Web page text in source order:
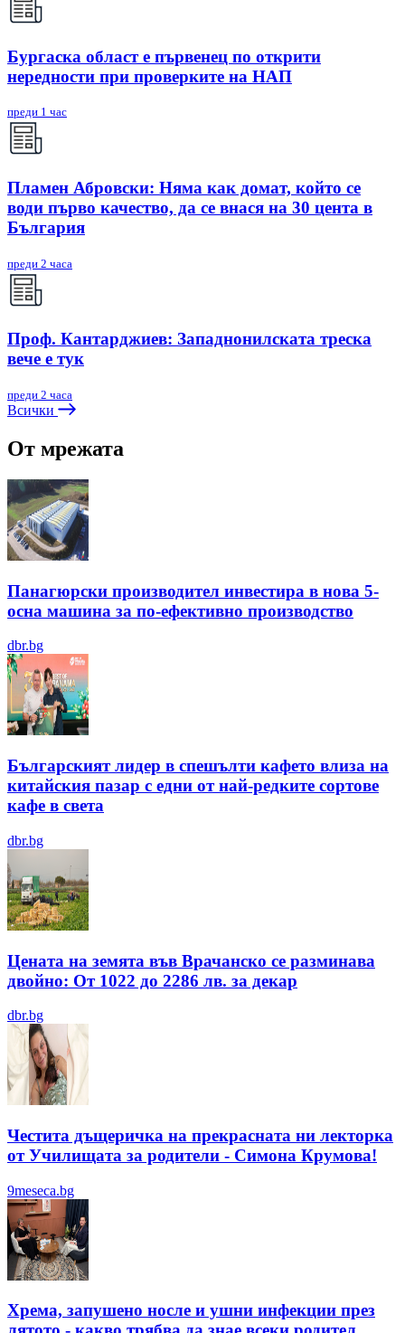
Бургаска област е първенец по открити
нередности при проверките на НАП
преди 1 час
Пламен Абровски: Няма как домат, който се
води първо качество, да се внася на 30 цента в
България
преди 2 часа
Проф. Кантарджиев: Западнонилската треска
вече е тук
преди 2 часа
Всички
От мрежата
Панагюрски производител инвестира в нова 5-
осна машина за по-ефективно производство
dbr.bg
Българският лидер в спешълти кафето влиза на
китайския пазар с едни от най-редките сортове
кафе в света
dbr.bg
Цената на земята във Врачанско се разминава
двойно: От 1022 до 2286 лв. за декар
dbr.bg
Честита дъщеричка на прекрасната ни лекторка
от Училищата за родители - Симона Крумова!
9meseca.bg
Хрема, запушено носле и ушни инфекции през